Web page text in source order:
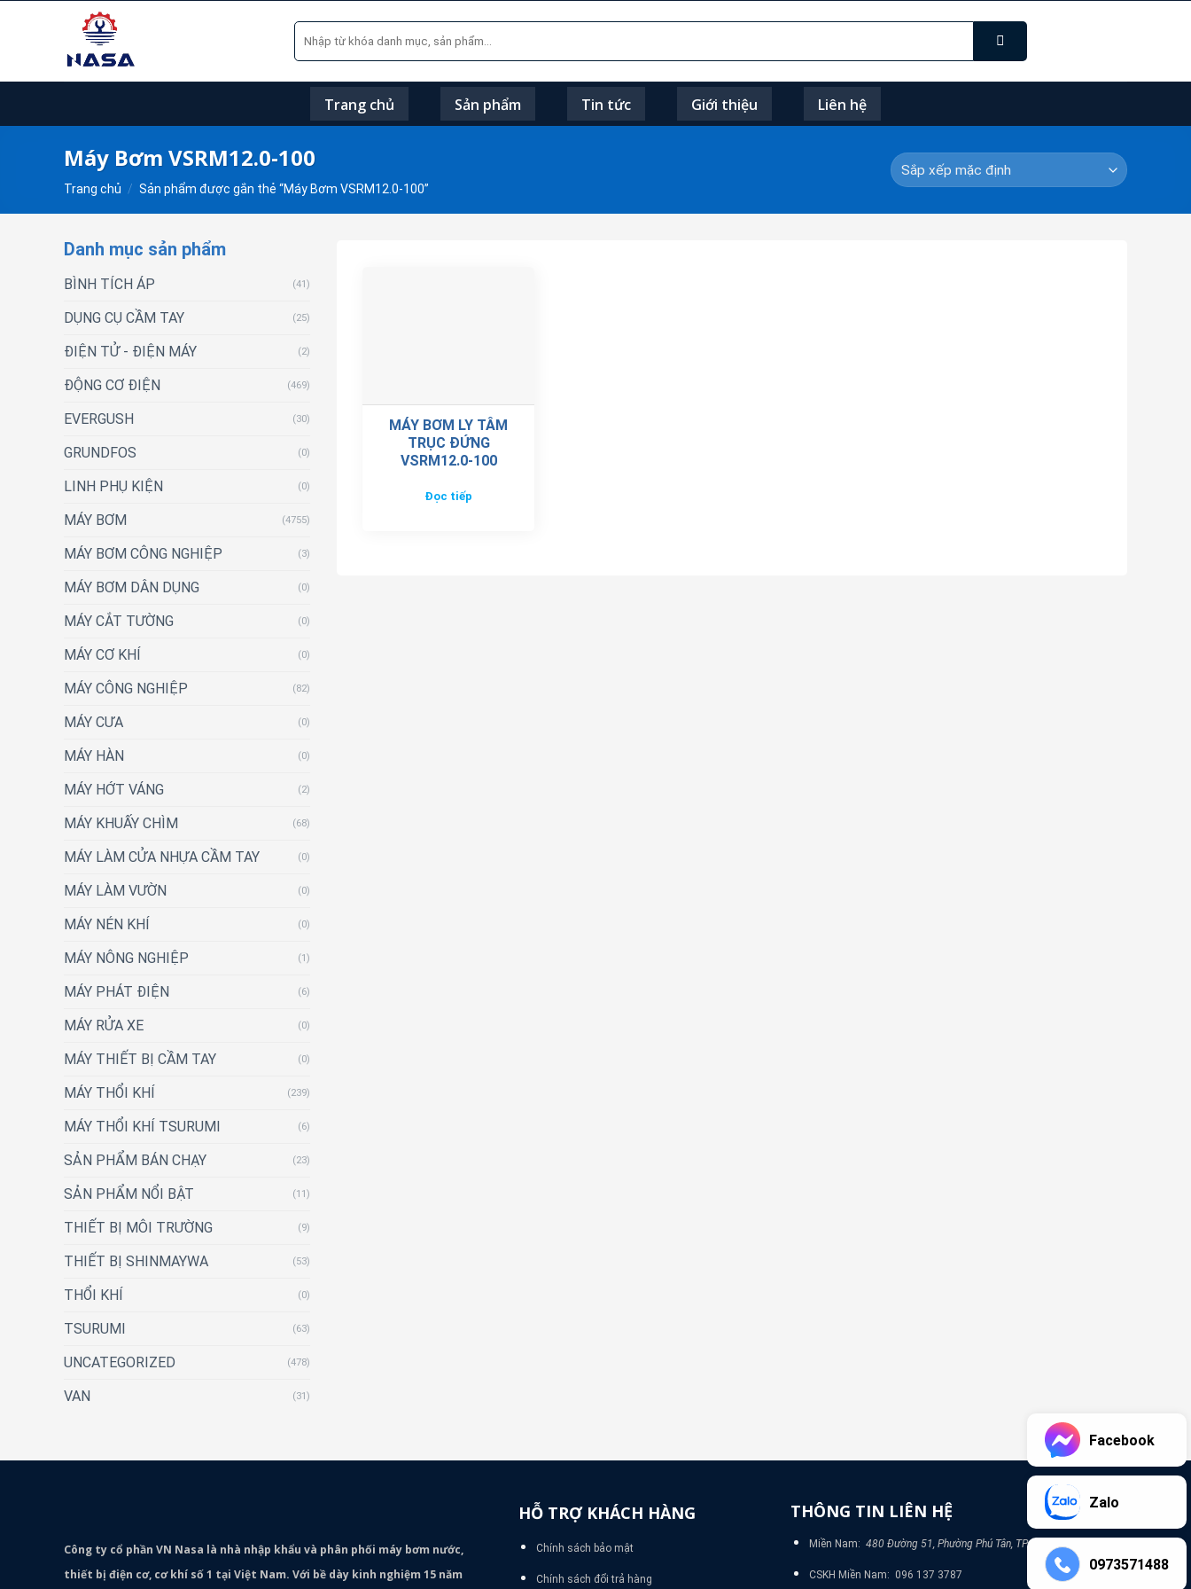
Tìm
kiếm:
Trang chủ Sản phẩm Tin tức Giới thiệu Liên hệ
Máy Bơm VSRM12.0-100
Trang chủ / Sản phẩm được gắn thẻ “Máy Bơm VSRM12.0-100”
Danh mục sản phẩm
BÌNH TÍCH ÁP (41)
DỤNG CỤ CẦM TAY (25)
ĐIỆN TỬ - ĐIỆN MÁY (2)
ĐỘNG CƠ ĐIỆN (469)
EVERGUSH (30)
GRUNDFOS (0)
LINH PHỤ KIỆN (0)
MÁY BƠM (4755)
MÁY BƠM CÔNG NGHIỆP (3)
MÁY BƠM DÂN DỤNG (0)
MÁY CẮT TƯỜNG (0)
MÁY CƠ KHÍ (0)
MÁY CÔNG NGHIỆP (82)
MÁY CƯA (0)
MÁY HÀN (0)
MÁY HỚT VÁNG (2)
MÁY KHUẤY CHÌM (68)
MÁY LÀM CỬA NHỰA CẦM TAY (0)
MÁY LÀM VƯỜN (0)
MÁY NÉN KHÍ (0)
MÁY NÔNG NGHIỆP (1)
MÁY PHÁT ĐIỆN (6)
MÁY RỬA XE (0)
MÁY THIẾT BỊ CẦM TAY (0)
MÁY THỔI KHÍ (239)
MÁY THỔI KHÍ TSURUMI (6)
SẢN PHẨM BÁN CHẠY (23)
SẢN PHẨM NỔI BẬT (11)
THIẾT BỊ MÔI TRƯỜNG (9)
THIẾT BỊ SHINMAYWA (53)
THỔI KHÍ (0)
TSURUMI (63)
UNCATEGORIZED (478)
VAN (31)
MÁY BƠM LY TÂM
TRỤC ĐỨNG
VSRM12.0-100
Đọc tiếp
Công ty cổ phần VN Nasa là nhà nhập khẩu và phân phối máy bơm nước,
thiết bị điện cơ, cơ khí số 1 tại Việt Nam. Với bề dày kinh nghiệm 15 năm
HỖ TRỢ KHÁCH HÀNG
Chính sách bảo mật
Chính sách đổi trả hàng
THÔNG TIN LIÊN HỆ
Miền Nam: 480 Đường 51, Phường Phú Tân, TP Bình Dương
CSKH Miền Nam: 096 137 3787
Facebook
Zalo
0973571488